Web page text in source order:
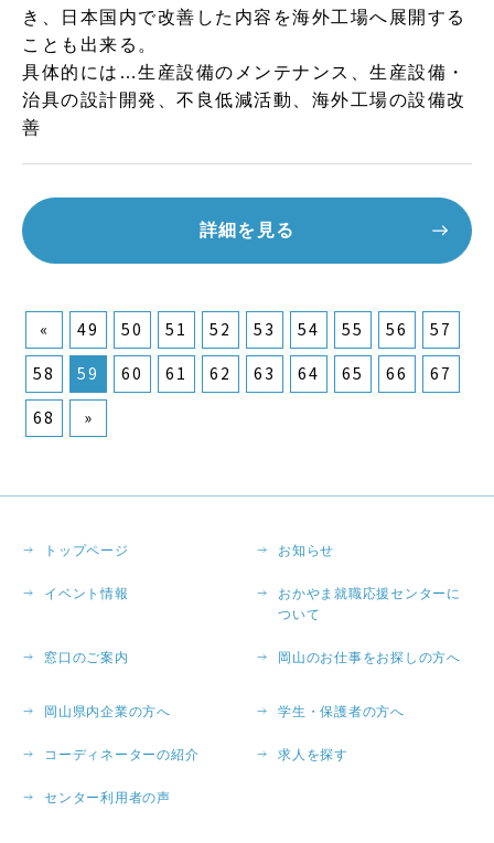
き、日本国内で改善した内容を海外工場へ展開する
ことも出来る。
具体的には…生産設備のメンテナンス、生産設備・
治具の設計開発、不良低減活動、海外工場の設備改
善
詳細を見る
« 49 50 51 52 53 54 55 56
57
58
59 60 61 62 63 64 65 66
67
68
»
トップページ お知らせ
イベント情報
おかやま就職応援センターに
ついて
窓口のご案内 岡山のお仕事をお探しの方へ
岡山県内企業の方へ 学生・保護者の方へ
コーディネーターの紹介 求人を探す
センター利用者の声